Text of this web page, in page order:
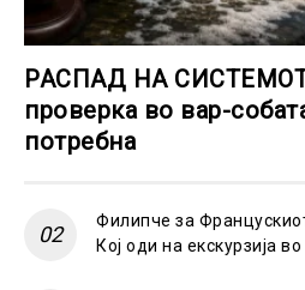
РАСПАД НА
проверка во вар-
потребна
Филипче за
Кој оди на екскурзија